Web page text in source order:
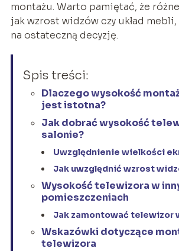
montażu. Warto pamiętać, że
jak wzrost widzów czy układ mebli,
na ostateczną decyzję.
Spis treści:
Dlaczego wysokość
jest istotna?
Jak dobrać wysokość
salonie?
Uwzględnienie wielkości
Jak uwzględnić wzrost
Wysokość telewizora w
pomieszczeniach
Jak zamontować telewizor
Wskazówki dotyczące
telewizora